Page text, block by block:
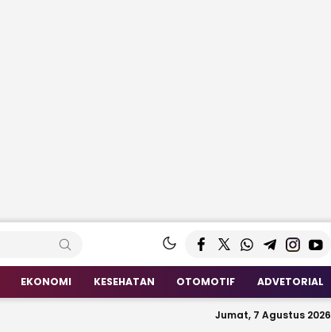
EKONOMI KESEHATAN OTOMOTIF ADVETORIAL
Jumat, 7 Agustus 2026